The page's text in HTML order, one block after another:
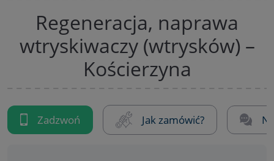
Regeneracja, naprawa
wtryskiwaczy (wtrysków) –
Kościerzyna
Zadzwoń Jak zamówić?